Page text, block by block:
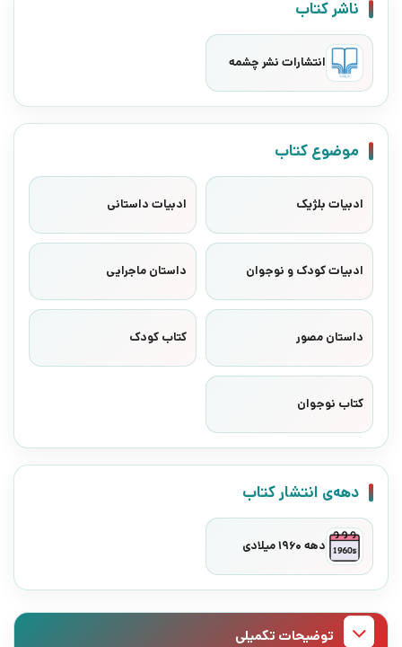
ناشر کتاب
انتشارات نشر چشمه
موضوع کتاب
ادبیات بلژیک ادبیات داستانی
ادبیات کودک و نوجوان داستان ماجرایی
داستان مصور کتاب کودک
کتاب نوجوان
دهه‌ی انتشار کتاب
دهه 1960 میلادی
توضیحات تکمیلی